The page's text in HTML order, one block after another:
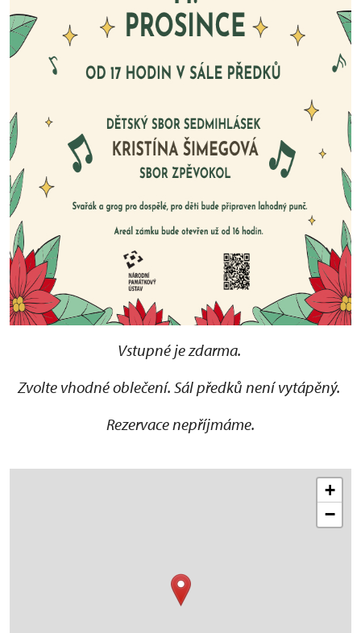
Vstupné je zdarma.
Zvolte vhodné oblečení. Sál předků není vytápěný.
Rezervace nepříjmáme.
+
−